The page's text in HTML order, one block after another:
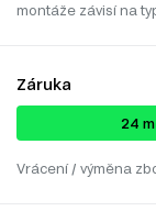
montáže závisí na
Záruka
24
Vrácení / výměna